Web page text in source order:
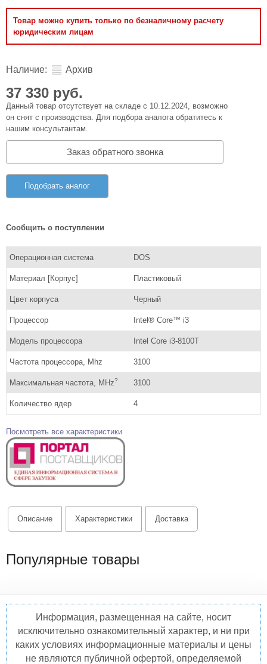
Товар можно купить только по безналичному расчету
юридическим лицам
Наличие: Архив
37 330 руб.
Данный товар отсутствует на складе с 10.12.2024, возможно
он снят с производства. Для подбора аналога обратитесь к
нашим консультантам.
Заказ обратного звонка
Подобрать аналог
Сообщить о поступлении
Операционная система DOS
Материал [Корпус] Пластиковый
Цвет корпуса Черный
Процессор Intel® Core™ i3
Модель процессора Intel Core i3-8100T
Частота процессора, Mhz 3100
Максимальная частота, MHz? 3100
Количество ядер 4
Посмотреть все характеристики
Описание Характеристики Доставка
Популярные товары
Информация, размещенная на сайте, носит
исключительно ознакомительный характер, и ни при
каких условиях информационные материалы и цены
не являются публичной офертой, определяемой